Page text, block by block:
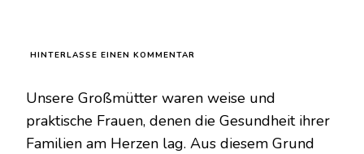
HINTERLASSE EINEN KOMMENTAR
NELKEN
KOCHEN:
DIE
ALTE
Unsere Großmütter waren weise und
praktische Frauen, denen die Gesundheit ihrer
Familien am Herzen lag. Aus diesem Grund